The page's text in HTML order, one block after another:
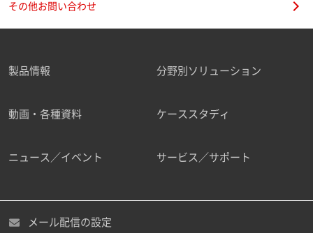
その他お問い合わせ
製品情報 分野別ソリューション
動画・各種資料 ケーススタディ
ニュース／イベント サービス／サポート
メール配信の設定